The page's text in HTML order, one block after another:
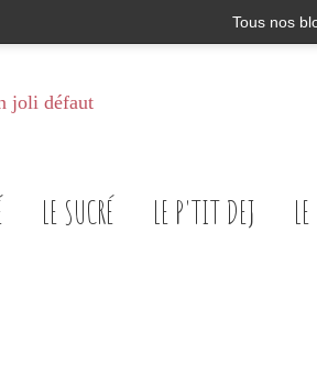
Tous nos
LE SUCRÉ LE P'TIT DEJ